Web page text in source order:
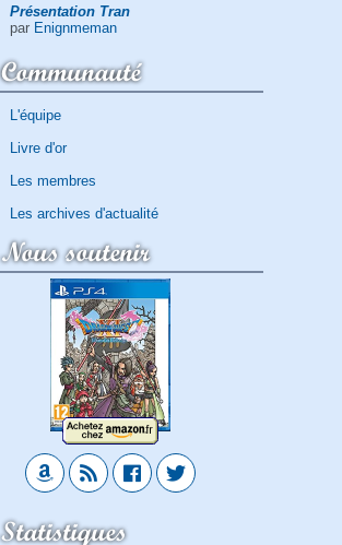
Présentation Tran
par Enignmeman
Communauté
L'équipe
Livre d'or
Les membres
Les archives d'actualité
Nous soutenir
Statistiques